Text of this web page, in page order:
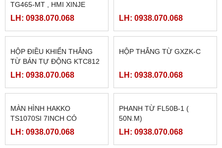
ES/UL, FX2N-16MT-ES/UL,
LH: 0938.070.068 LH: 0938.070.068
Sản phẩm Nổi Bật